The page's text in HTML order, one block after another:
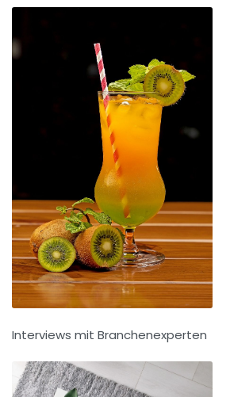
Interviews mit Branchenexperten